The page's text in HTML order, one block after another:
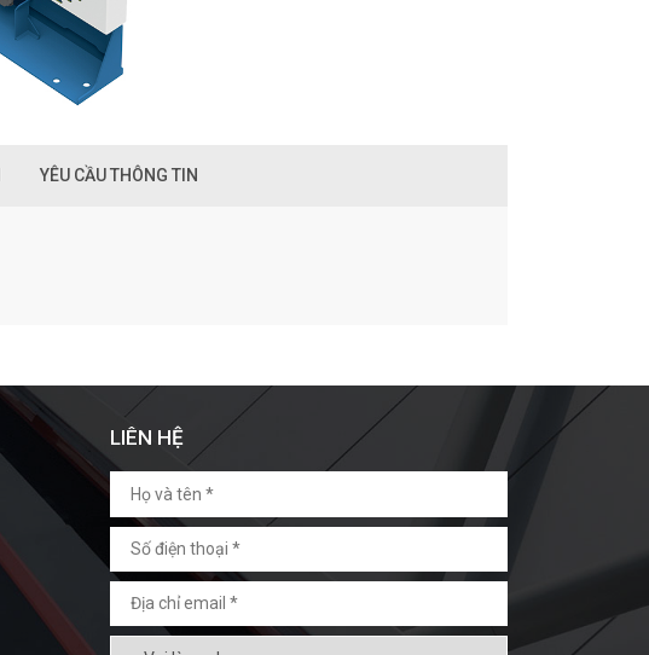
YÊU CẦU THÔNG TIN
LIÊN HỆ